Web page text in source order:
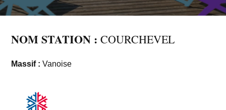
NOM STATION : COURCHEVEL
Massif : Vanoise